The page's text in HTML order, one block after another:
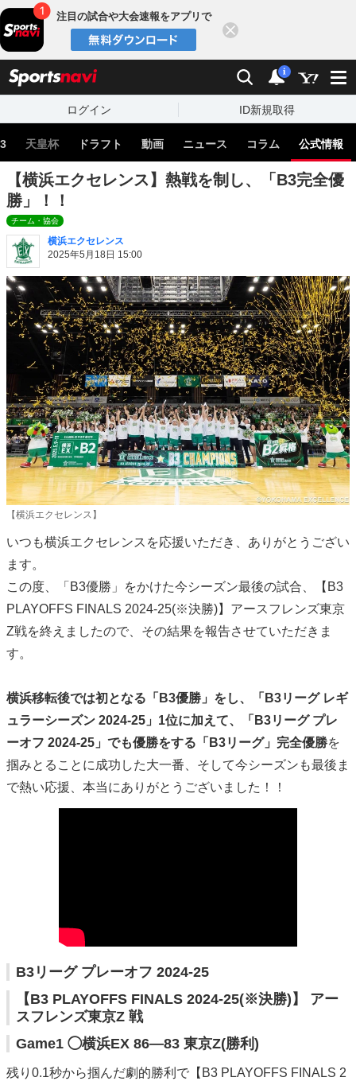
注目の試合や大会速報をアプリで
検索 通知
i
ログイン ID新規取得
天皇杯 ドラフト 動画 ニュース コラム 公式情報
【横浜エクセレンス】熱戦を制し、「B3完全優
勝」！！
チーム・協会
横浜エクセレンス
2025年5月18日 15:00
【横浜エクセレンス】
いつも横浜エクセレンスを応援いただき、ありがとうござい
ます。
この度、「B3優勝」をかけた今シーズン最後の試合、【B3
PLAYOFFS FINALS 2024-25(※決勝)】アースフレンズ東京
Z戦を終えましたので、その結果を報告させていただきま
す。
横浜移転後では初となる「B3優勝」をし、「B3リーグ レギ
ュラーシーズン 2024-25」1位に加えて、「B3リーグ プレ
ーオフ 2024-25」でも優勝をする「B3リーグ」完全優勝を
掴みとることに成功した大一番、そして今シーズンも最後ま
で熱い応援、本当にありがとうございました！！
B3リーグ プレーオフ 2024-25
【B3 PLAYOFFS FINALS 2024-25(※決勝)】 アー
スフレンズ東京Z 戦
Game1 ◯横浜EX 86―83 東京Z(勝利)
残り0.1秒から掴んだ劇的勝利で【B3 PLAYOFFS FINALS 2